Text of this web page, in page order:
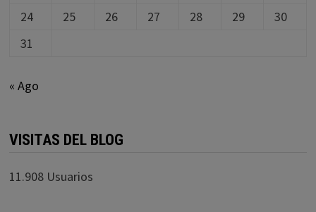
24
25 26 27 28 29
30
31
« Ago
VISITAS DEL BLOG
11.908 Usuarios